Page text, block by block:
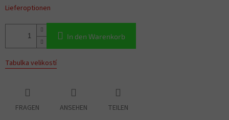
Lieferoptionen
In den Warenkorb
Tabulka velikostí
FRAGEN ANSEHEN TEILEN